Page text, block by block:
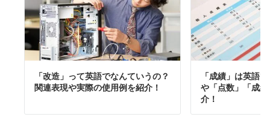
「改造」って英語でなんていうの？
関連表現や実際の使用例を紹介！
「成績」は英語
や「点数」「成
介！